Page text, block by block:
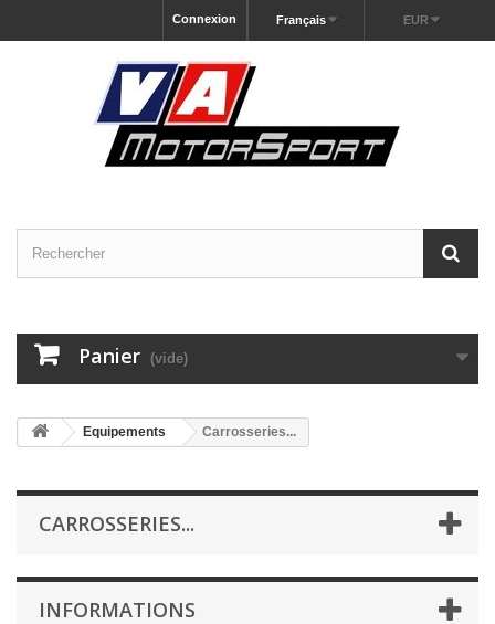
EUR
Français
Connexion
Panier (vide)
Equipements Carrosseries...
CARROSSERIES...
INFORMATIONS